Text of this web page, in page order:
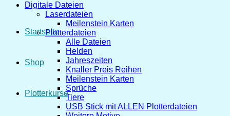
Startseite
Shop
Plotterkurse
Digitale Dateien
Laserdateien
Meilenstein Karten
Plotterdateien
Alle Dateien
Helden
Jahreszeiten
Knaller Preis Reihen
Meilenstein Karten
Sprüche
Tiere
USB Stick mit ALLEN Plotterdateien